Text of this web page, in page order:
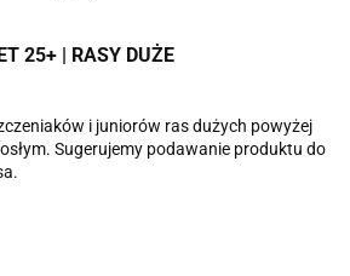
25+ | RASY DUŻE
i juniorów ras dużych powyżej
Sugerujemy podawanie produktu do